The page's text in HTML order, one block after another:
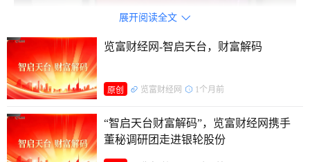
展开阅读全文 
览富财经网-智启天台，财富解码
原创 览富财经网 1个月前
“智启天台财富解码”，览富财经网携手
董秘调研团走进银轮股份